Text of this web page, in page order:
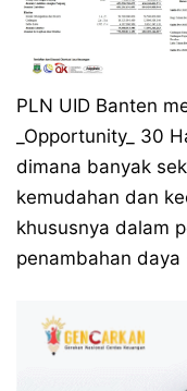
PLN UID Banten
_Opportunity_ 30
dimana banyak
kemudahan dan
khususnya dalam
penambahan daya